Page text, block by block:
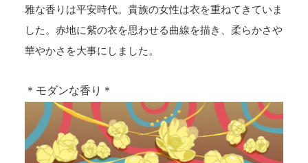
雅な香りは平安時代。貴族の女性は衣を重ねてきていま
した。赤地に紫の衣を思わせる曲線を描き、柔らかさや
華やかさを大事にしました。
＊モダンな香り＊